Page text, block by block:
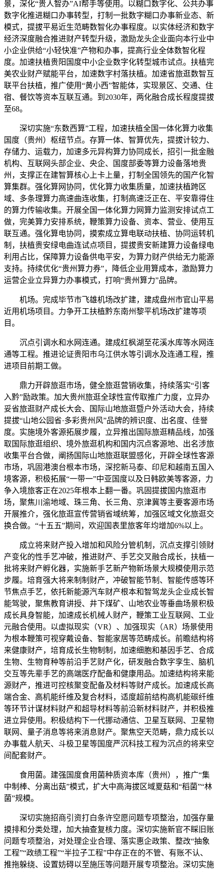
景，深化“贵人智办”AI帮手等使用。以糊口数字化、公共办事
数字化推进糊口办事转型，打制一批数字糊口办事新业态、新
模式，提拔平易近生范畴数智化办事程度。以实体经济和数字
经济深度融合推进财产转型升级，激励龙头企业面向本行业中
小企业供给“小轻快准”产物和办事，提高行业全体数智化程
度。加速扶植贵阳国度中小企业数字化转型城市试点。扶植完
美农业财产赋能平台，加速数字村落扶植。加速省旅逛数智互
联平台扶植，推广使用“黄小西”智能体，实现景区、交通、住
宿、餐饮等资本互联互通。到2030年，两化融合成长程度提拔
至68。
深切实施“东数西算”工程，加速扶植全国一体化算力收集
国度（贵州）枢纽节点。存算一体、智算优先，提拔计较力、
存储力、运载力，加速多元异构算力协同成长，招引一批金融
机构、互联网头部企业、央企、国度部委等算力设备落地贵
州，支撑正在建智算核心上卡上量，打制全国领先的国产化智
算集群。强化算网协同，优化算力收集质量，加速扶植跨区
域、多条理算力高速曲连收集，打制高速泛正在、平安靠得住
的算力传输收集。开展全国一体化算力网算力监测安排试点工
做，完美算力安排系统，鞭策算力设备、资本、营业、使用互
联互通。强化算电协同，摸索成立算电联动扶植、协同运转机
制，扶植贵安绿电曲连试点项目，提拔贵安新建算力设备绿电
利用占比，保障算力设备供电平安，为算力财产供给无力能源
支持。持续优化“贵州算力券”，降低企业用算成本，激励算力
运营企业立异算力办事模式，打响“贵州算力”品牌。
机场。完成毕节市飞雄机场改扩建，建成盘州市官山平易
近用机场项目。力争开工扶植黔东南州黎平机场改扩建等项
目。
沉点引调水和水网连通。建成红枫湖至花溪水库等水网连
通等工程。推进论证贵阳市乌江供水等引调水及连通工程，推
进项目前期工做。
鼎力开辟旅逛市场，健全旅逛营销收集，持续落实“引客
入黔”励政策。加大贵州旅逛全球性宣传取推广力度，立异办
妥省旅逛财产成长大会、国际山地旅逛暨户外活动大会，持续
提拔“山地公园省·多彩贵州风”品牌的辨识度、出名度、佳誉
度。实施境外客源拓展步履，立异推出国际旅逛精品线，加强
取国际旅逛组织、境外旅逛机构和国内沉点客源地、出名涉旅
收集平台合做，阐扬国际山地旅逛联盟感化，开辟全球性客源
市场，巩固港澳台根本市场，深挖新马泰、印尼和越南五国入
境客源，积极拓展“一带一”中亚国度以及日韩欧美等客源，力
争入境旅客正在2025年根本上翻一番。巩固提拔国内旅逛市
场，聚焦川渝地域、珠三角、长三角、京津冀等主要客源市场
开展推介，强化旅逛宣传营销省域统筹，加强区域文化旅逛交
换合做。“十五五”期间，欢迎国表里旅客年均增加6%以上。
成立将来财产投入增加和风险分管机制，沉点支撑引领财
产变化的性手艺冲破，推进财产、手艺交叉融合成长，扶植一
批将来财产孵化器，实施新手艺新产物新场景大规模使用示范
步履。培育强大将来制制财产，冲破智能节制、智能传感等环
节焦点手艺，依托新能源汽车财产根本和智驾龙头企业成长智
能驾驶，聚焦教育讲授、井下煤矿、山地农业等垂曲场景积极
成长具身智能，加速成长机械人财产，鞭策工业互联网、工业
元融合使用。以虚拟现实（VR）、加强现实（AR）场景使用
为根本鞭策可视穿戴设备、智能家居等范畴成长。前瞻结构将
来健康财产，培育成长生物制制，加速细胞和基因手艺、合成
生物、生物育种等前沿手艺财产化，研发融合数字孪生、脑机
交互等先辈手艺的高端医疗配备和健康用品。加速结构将来能
源财产，推进可控核聚变配备及材料等财产成长。加速成长高
端合金、高机能纤维及复合材料，适度超前结构高机能碳纤维
等环节计谋材料财产和超导材料等前沿新材料财产，并积极推
进立异使用。积极结构下一代挪动通信、卫星互联网、卫星物
联网、量子消息等将来消息财产。聚焦空天范畴，鼎力成长以
办事载人航天、斗极卫星等国度严沉科技工程为沉点的将来空
间配套财产。
食用菌。建强国度食用菌种质资本库（贵州），推广“集
中制棒、分离出菇”模式，扩大中高海拔区域夏菇和“稻菌”“林
菌”规模。
深切实施招商引资打白条许空愿问题专项整治，加强存量
摸排和分类处理，加大抽查复核力度。深切实施新官不睬旧账
问题专项整治，对处理企业合理、落实惠企政策、整改“抽象
工程”“政绩工程”“半拉子工程”中存正在的不管、有账不认、
推拖躲绕、设置妨碍以至施压等问题开展专项整治。深切实施